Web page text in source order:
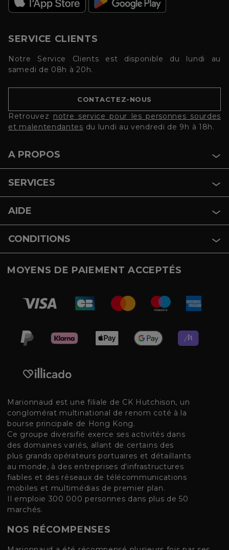
SERVICE CLIENTS
Notre Service Clients est disponible du lundi au
samedi de 08h à 20h.
CONTACTEZ-NOUS
Retrouvez notre service pour les personnes sourdes
et malentendantes du lundi au vendredi de 9h à 18h.
A PROPOS
SERVICES
AIDE
CONDITIONS
MOYENS DE PAIEMENT ACCEPTÉS
Marionnaud est une filiale de CK Hutchison, un
conglomérat multinational de renom coté à la
bourse principale de Hong Kong.
Ce groupe diversifié exerce ses activités dans
des domaines variés, allant de certains des
plus grands opérateurs portuaires et détaillants
au monde, à des entreprises d'infrastructures
fiables et des réseaux de télécommunications
mobiles et multimédias de premier plan.
Il emploie 300 000 personnes dans plus de 50
marchés.
NOS RÉCOMPENSES